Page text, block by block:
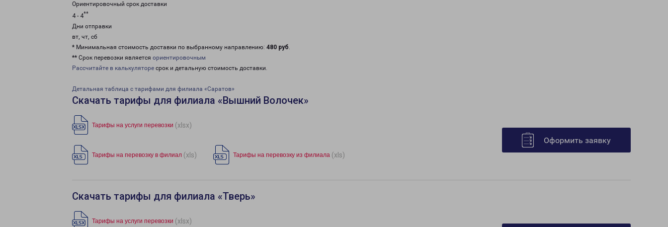
Ориентировочный срок доставки
4 - 4**
Дни отправки
вт, чт, сб
* Минимальная стоимость доставки по выбранному направлению: 480 руб.
** Срок перевозки является ориентировочным
Рассчитайте в калькуляторе срок и детальную стоимость доставки.
Детальная таблица с тарифами для филиала «Саратов»
Скачать тарифы для филиала «Вышний Волочек»
Тарифы на услуги перевозки (xlsx)
Тарифы на перевозку в филиал (xls) Тарифы на перевозку из филиала (xls)
Оформить заявку
Скачать тарифы для филиала «Тверь»
Тарифы на услуги перевозки (xlsx)